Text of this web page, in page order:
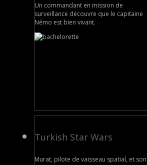
Un commandant en mission de
surveillance découvre que le capitaine
Némo est bien vivant.
Turkish Star Wars
Murat, pilote de vaisseau spatial, et son